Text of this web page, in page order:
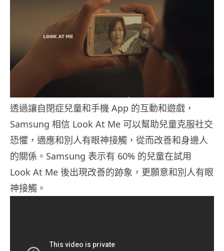
透過讓自閉症兒童和手機 App 的互動和遊戲，
Samsung 相信 Look At Me 可以幫助兒童克服社交
恐懼，適應和別人有眼神接觸，從而改善和身邊人
的關係。Samsung 表示有 60% 的兒童在試用
Look At Me 後出現改善的跡象，更願意和別人有眼
神接觸。